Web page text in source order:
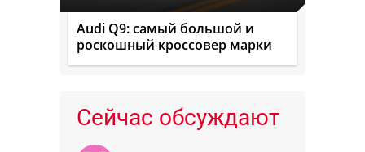
Audi Q9: самый большой и
роскошный кроссовер марки
Сейчас обсуждают